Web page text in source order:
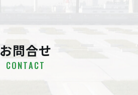
お問合せ
CONTACT